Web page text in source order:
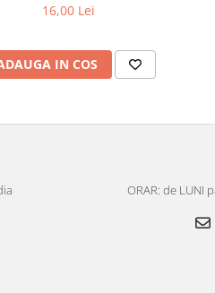
16,00 Lei
IN COS
ORAR: de LUNI